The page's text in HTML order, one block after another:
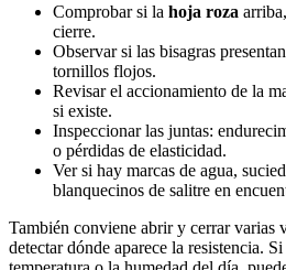
Comprobar si la hoja roza
cierre.
Observar si las bisagras
tornillos flojos.
Revisar el accionamiento de la
si existe.
Inspeccionar las juntas:
o pérdidas de elasticidad.
Ver si hay marcas de agua,
blanquecinos de salitre en
También conviene abrir y cerrar varias
detectar dónde aparece la resistencia.